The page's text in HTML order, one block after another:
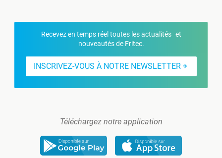
Recevez en temps réel toutes les actualités et
nouveautés de Fritec.
INSCRIVEZ-VOUS À NOTRE NEWSLETTER
Téléchargez notre application